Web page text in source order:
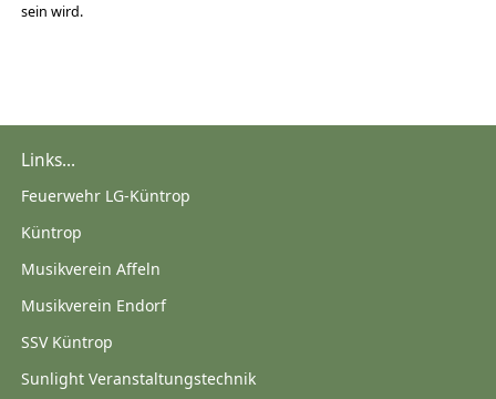
sein wird.
Links...
Feuerwehr LG-Küntrop
Küntrop
Musikverein Affeln
Musikverein Endorf
SSV Küntrop
Sunlight Veranstaltungstechnik